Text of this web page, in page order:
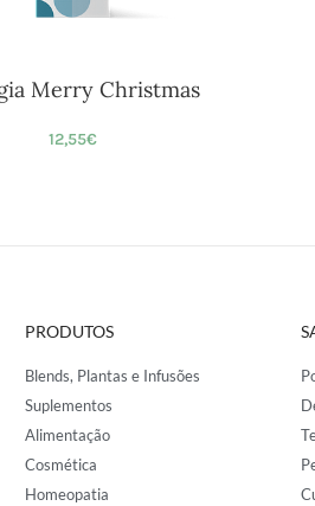
Merry Christmas
12,55€
PRODUTOS
Blends, Plantas e Infusões
Suplementos
Alimentação
Cosmética
Homeopatia